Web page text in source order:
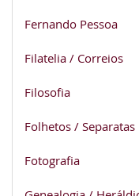
Fernando Pessoa
Filatelia / Correios
Filosofia
Folhetos / Separatas
Fotografia